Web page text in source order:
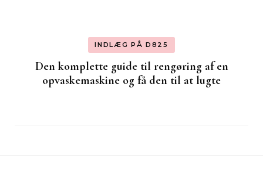
INDLÆG PÅ D825
Den komplette guide til rengøring af en
opvaskemaskine og få den til at lugte